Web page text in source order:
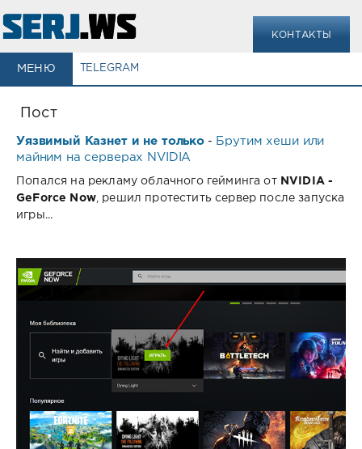
КОНТАКТЫ
МЕНЮ TELEGRAM
Пост
Уязвимый Казнет и не только- Брутим хеши или
майним на серверах NVIDIA
Попался на рекламу облачного гейминга от NVIDIA -
GeForce Now, решил протестить сервер после запуска
игры...